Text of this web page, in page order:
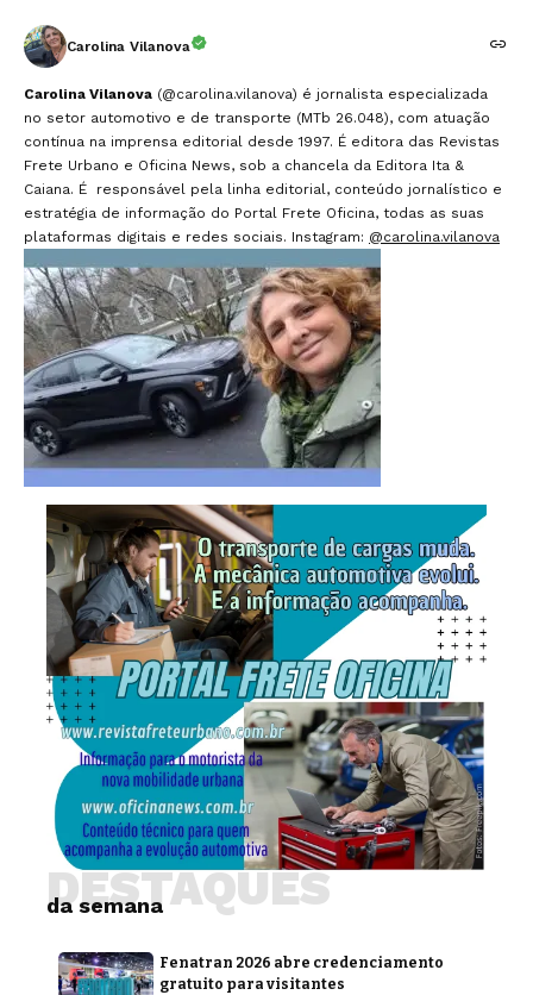
Carolina Vilanova
Carolina Vilanova (@carolina.vilanova) é jornalista especializada
no setor automotivo e de transporte (MTb 26.048), com atuação
contínua na imprensa editorial desde 1997. É editora das Revistas
Frete Urbano e Oficina News, sob a chancela da Editora Ita &
Caiana. É responsável pela linha editorial, conteúdo jornalístico e
estratégia de informação do Portal Frete Oficina, todas as suas
plataformas digitais e redes sociais. Instagram: @carolina.vilanova
da semana
DESTAQUES
Fenatran 2026 abre credenciamento
gratuito para visitantes